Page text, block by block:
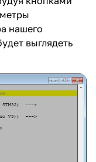
нашего
выглядеть